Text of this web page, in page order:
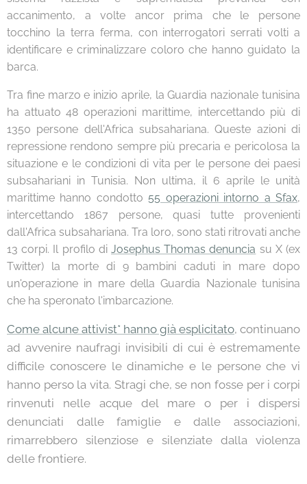
accanimento, a volte ancor prima che le persone
tocchino la terra ferma, con interrogatori serrati volti a
identificare e criminalizzare coloro che hanno guidato la
barca.
Tra fine marzo e inizio aprile, la Guardia nazionale tunisina
ha attuato 48 operazioni marittime, intercettando più di
1350 persone dell'Africa subsahariana. Queste azioni di
repressione rendono sempre più precaria e pericolosa la
situazione e le condizioni di vita per le persone dei paesi
subsahariani in Tunisia. Non ultima, il 6 aprile le unità
marittime hanno condotto 55 operazioni intorno a Sfax,
intercettando 1867 persone, quasi tutte provenienti
dall'Africa subsahariana. Tra loro, sono stati ritrovati anche
13 corpi. Il profilo di Josephus Thomas denuncia su X (ex
Twitter) la morte di 9 bambini caduti in mare dopo
un'operazione in mare della Guardia Nazionale tunisina
che ha speronato l'imbarcazione.
Come alcune attivist* hanno già esplicitato, continuano
ad avvenire naufragi invisibili di cui è estremamente
difficile conoscere le dinamiche e le persone che vi
hanno perso la vita. Stragi che, se non fosse per i corpi
rinvenuti nelle acque del mare o per i dispersi
denunciati dalle famiglie e dalle associazioni,
rimarrebbero silenziose e silenziate dalla violenza
delle frontiere.